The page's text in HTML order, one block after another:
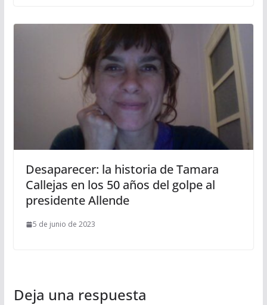
Desaparecer: la historia de Tamara
Callejas en los 50 años del golpe al
presidente Allende
5 de junio de 2023
Deja una respuesta